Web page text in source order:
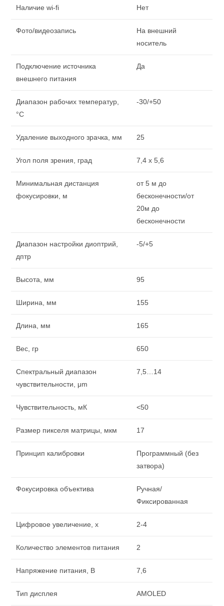
Наличие wi-fi Нет
Фото/видеозапись
На внешний
носитель
Подключение источника
внешнего питания
Да
Диапазон рабочих температур,
°C
-30/+50
Удаление выходного зрачка, мм 25
Угол поля зрения, град 7,4 х 5,6
Минимальная дистанция
фокусировки, м
от 5 м до
бесконечности/от
20м до
бесконечности
Диапазон настройки диоптрий,
дптр
-5/+5
Высота, мм 95
Ширина, мм 155
Длина, мм 165
Вес, гр 650
Спектральный диапазон
чувствительности, μm
7,5…14
Чувствительность, мК <50
Размер пикселя матрицы, мкм 17
Принцип калибровки
Программный (без
затвора)
Фокусировка объектива
Ручная/
Фиксированная
Цифровое увеличение, х 2-4
Количество элементов питания 2
Напряжение питания, В 7,6
Тип дисплея AMOLED